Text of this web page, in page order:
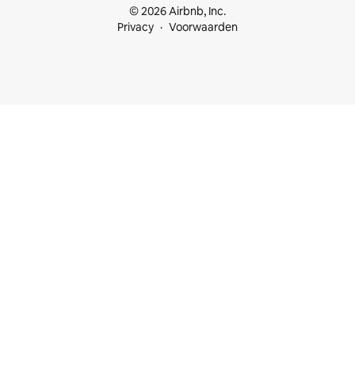
© 2026 Airbnb, Inc.
Privacy
Voorwaarden